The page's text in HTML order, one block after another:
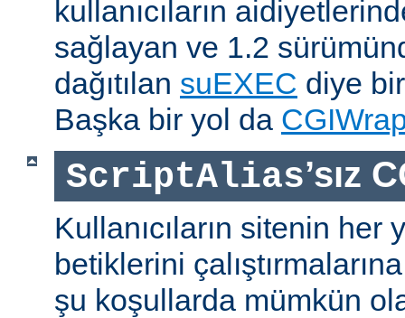
kullanıcıların
sağlayan ve 1.2
dağıtılan suEXEC diye
Başka bir yol da
ScriptAlias’sız
Kullanıcıların sitenin her
betiklerini
şu koşullarda mümkün